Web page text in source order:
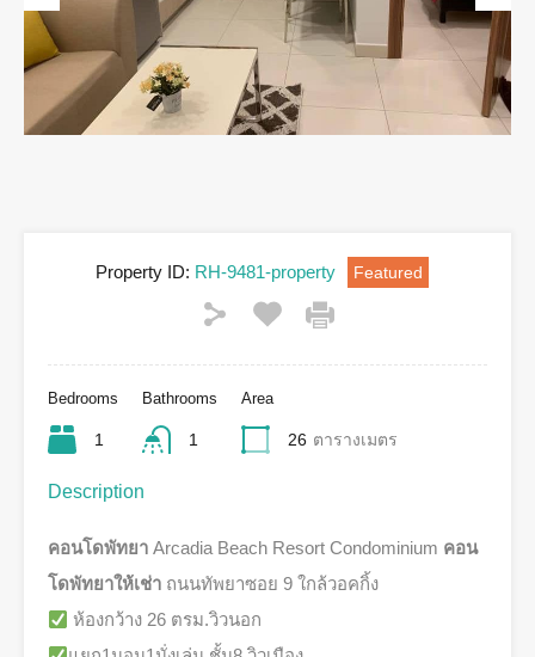
Previous Next
Property ID: RH-9481-property Featured
Bedrooms
1
Bathrooms
1
Area
26 ตารางเมตร
Description
คอนโดพัทยา Arcadia Beach Resort Condominium คอน
โดพัทยาให้เช่า ถนนทัพยาซอย 9 ใกล้วอคกิ้ง
ห้องกว้าง 26 ตรม.วิวนอก